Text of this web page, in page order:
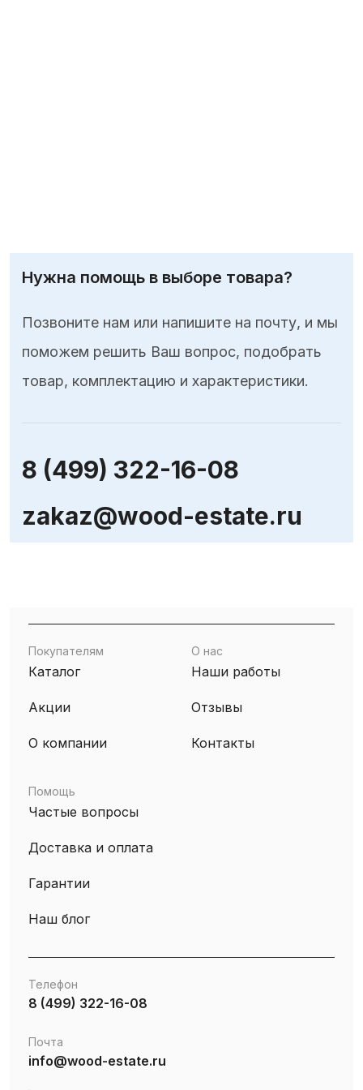
Нужна помощь в выборе товара?
Позвоните нам или напишите на почту, и мы
поможем решить Ваш вопрос, подобрать
товар, комплектацию и характеристики.
8 (499) 322-16-08
zakaz@wood-estate.ru
Покупателям
Каталог
Акции
О компании
О нас
Наши работы
Отзывы
Контакты
Помощь
Частые вопросы
Доставка и оплата
Гарантии
Наш блог
Телефон
8 (499) 322-16-08
Почта
info@wood-estate.ru